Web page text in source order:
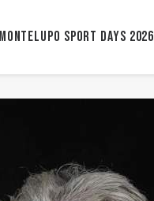
Montelupo Sport Days 2026